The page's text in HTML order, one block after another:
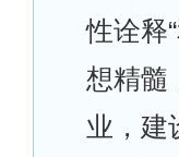
性诠释
想精髓
业，建